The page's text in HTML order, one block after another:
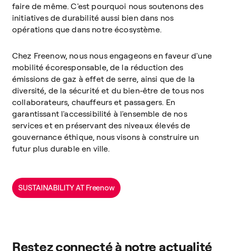
faire de même. C'est pourquoi nous soutenons des
initiatives de durabilité aussi bien dans nos
opérations que dans notre écosystème.
Chez Freenow, nous nous engageons en faveur d'une
mobilité écoresponsable, de la réduction des
émissions de gaz à effet de serre, ainsi que de la
diversité, de la sécurité et du bien-être de tous nos
collaborateurs, chauffeurs et passagers. En
garantissant l'accessibilité à l'ensemble de nos
services et en préservant des niveaux élevés de
gouvernance éthique, nous visons à construire un
futur plus durable en ville.
SUSTAINABILITY AT Freenow
Restez connecté à notre actualité